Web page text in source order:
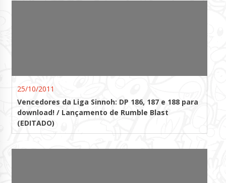
25/10/2011
Vencedores da Liga Sinnoh: DP 186, 187 e 188 para
download! / Lançamento de Rumble Blast
(EDITADO)